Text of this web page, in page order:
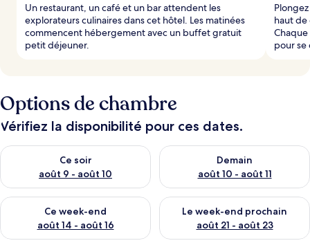
Un restaurant, un café et un bar attendent les
explorateurs culinaires dans cet hôtel. Les matinées
commencent hébergement avec un buffet gratuit
petit déjeuner.
haut de
pour se
Options de chambre
Vérifiez la disponibilité pour ces dates.
Ce soir
août 9 - août 10
Vérifier la disponibilité pour ce soir août 9 - août 10
Demain
août 10 - août 11
Vérifier la disponibilité pour
Ce week-end
août 14 - août 16
Vérifier la disponibilité pour ce week-end août 14 - août 16
Le week-end prochain
août 21 - août 23
Vérifier la disponibilité pour